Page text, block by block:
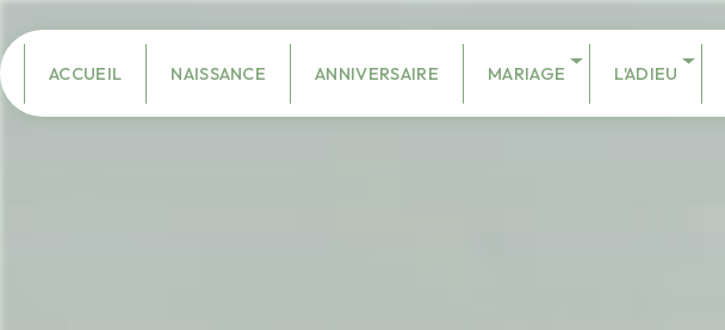
ACCUEIL NAISSANCE ANNIVERSAIRE MARIAGE L'ADIEU